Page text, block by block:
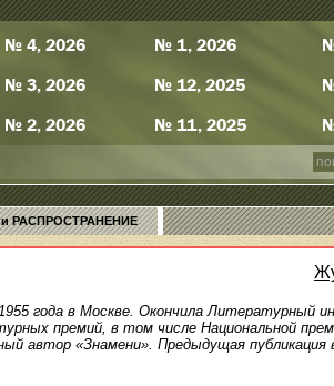
№ 4, 2026
№ 3, 2026
№ 2, 2026
№ 1, 2026
№ 12, 2025
№ 11, 2025
РАСПРОСТРАНЕНИЕ
1955 года в Москве. Окончила
премий, в том числе Национальной
автор «Знамени». Предыдущая публикация